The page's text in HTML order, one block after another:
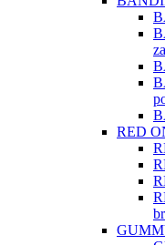
RED